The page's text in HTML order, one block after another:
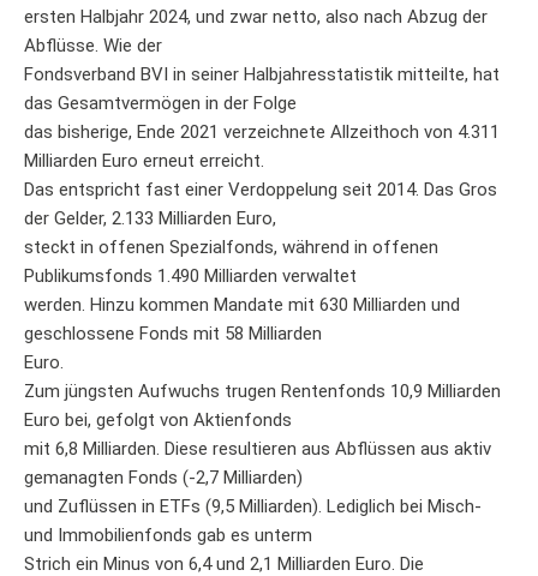
ersten Halbjahr 2024, und zwar netto, also nach Abzug der
Abflüsse. Wie der
Fondsverband BVI in seiner Halbjahresstatistik mitteilte, hat
das Gesamtvermögen in der Folge
das bisherige, Ende 2021 verzeichnete Allzeithoch von 4.311
Milliarden Euro erneut erreicht.
Das entspricht fast einer Verdoppelung seit 2014. Das Gros
der Gelder, 2.133 Milliarden Euro,
steckt in offenen Spezialfonds, während in offenen
Publikumsfonds 1.490 Milliarden verwaltet
werden. Hinzu kommen Mandate mit 630 Milliarden und
geschlossene Fonds mit 58 Milliarden
Euro.
Zum jüngsten Aufwuchs trugen Rentenfonds 10,9 Milliarden
Euro bei, gefolgt von Aktienfonds
mit 6,8 Milliarden. Diese resultieren aus Abflüssen aus aktiv
gemanagten Fonds (-2,7 Milliarden)
und Zuflüssen in ETFs (9,5 Milliarden). Lediglich bei Misch-
und Immobilienfonds gab es unterm
Strich ein Minus von 6,4 und 2,1 Milliarden Euro. Die